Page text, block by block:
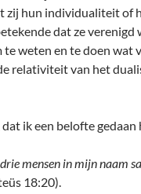
zij hun individualiteit of
dat ze verenigd
weten en te doen wat
relativiteit van het
ik een belofte gedaan
mensen in mijn naam
18:20).